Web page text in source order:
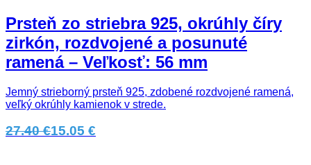
Prsteň zo striebra 925, okrúhly číry
zirkón, rozdvojené a posunuté
ramená – Veľkosť: 56 mm
Jemný strieborný prsteň 925, zdobené rozdvojené ramená,
veľký okrúhly kamienok v strede.
27.40 €15.05 €